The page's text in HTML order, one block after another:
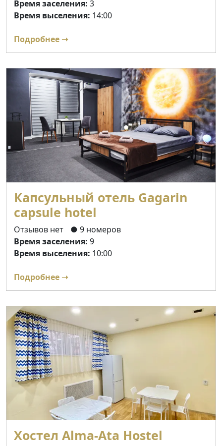
Время заселения: 3
Время выселения: 14:00
Подробнее ➝
Капсульный отель Gagarin
capsule hotel
Отзывов нет
● 9 номеров
Время заселения: 9
Время выселения: 10:00
Подробнее ➝
Хостел Alma-Ata Hostel